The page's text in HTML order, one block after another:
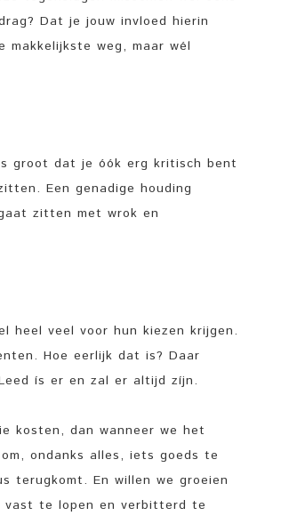
Dat je jouw invloed hierin
weg, maar wél
groot dat je óók erg kritisch bent
Een genadige houding
zitten met wrok en
heel veel voor hun kiezen krijgen.
Hoe eerlijk dat is? Daar
ís er en zal er altijd zíjn.
kosten, dan wanneer we het
ondanks alles, iets goeds te
terugkomt. En willen we groeien
vast te lopen en verbitterd te